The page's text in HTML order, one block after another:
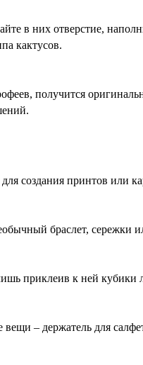
в них отверстие,
кактусов.
получится
создания принтов или
браслет, сережки
приклеив к ней кубики
– держатель для